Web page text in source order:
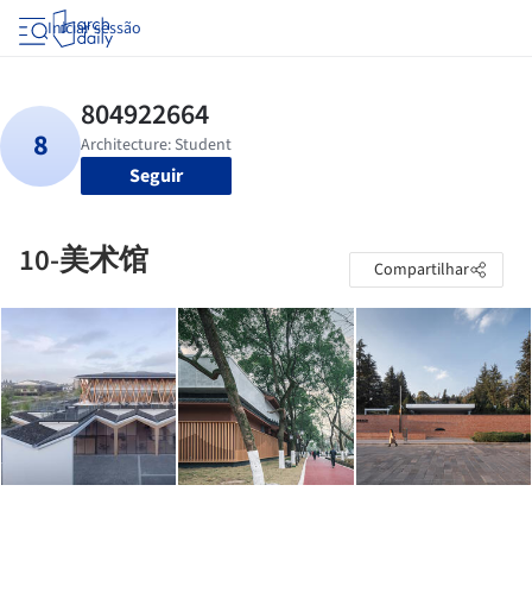
Iniciar sessão
Seguir
10-美术馆 Compartilhar